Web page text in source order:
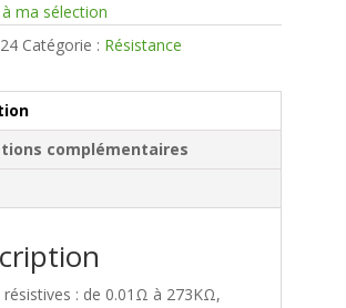
ma sélection
Catégorie : Résistance
complémentaires
résistives : de 0.01Ω à 273KΩ,